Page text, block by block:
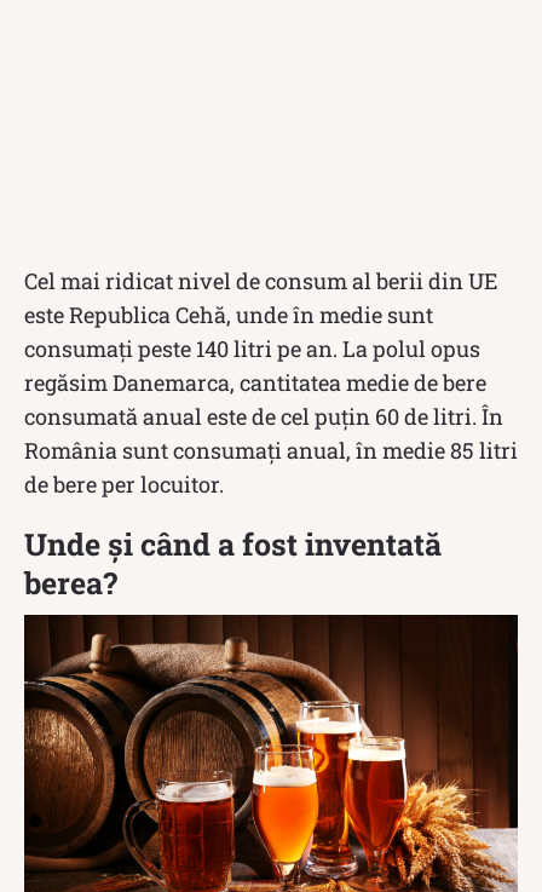
Cel mai ridicat nivel de consum al berii din UE
este Republica Cehă, unde în medie sunt
consumați peste 140 litri pe an. La polul opus
regăsim Danemarca, cantitatea medie de bere
consumată anual este de cel puțin 60 de litri. În
România sunt consumați anual, în medie 85 litri
de bere per locuitor.
Unde și când a fost inventată
berea?